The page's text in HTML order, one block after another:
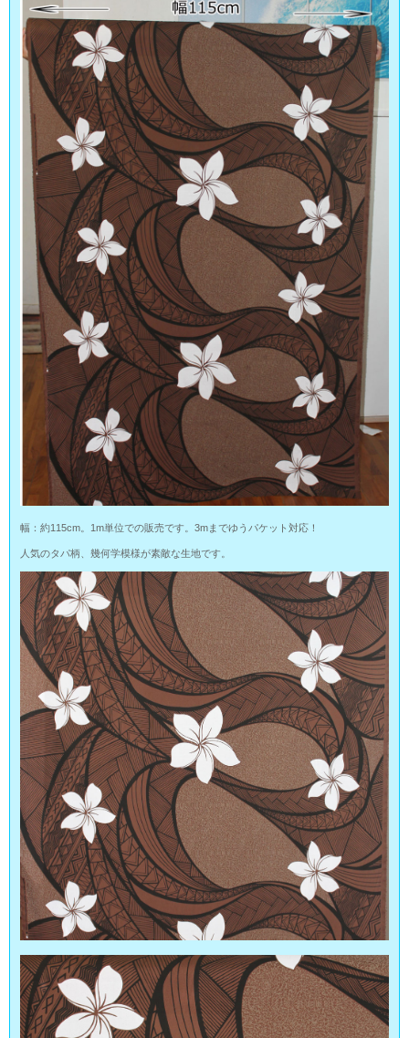
幅：約115cm。1m単位での販売です。3mまでゆうパケット対応！
人気のタパ柄、幾何学模様が素敵な生地です。